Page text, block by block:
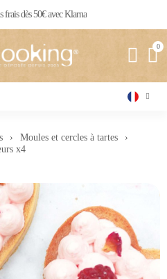
h partout en France
Moules et cercles à tartes
x4